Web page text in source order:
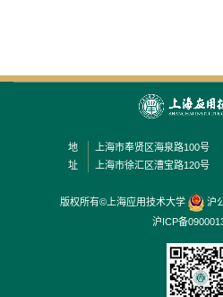
地
址
上海市奉贤区海泉路100号
上海市徐汇区漕宝路120号
版权所有©上海应用技术大学
沪
沪ICP备